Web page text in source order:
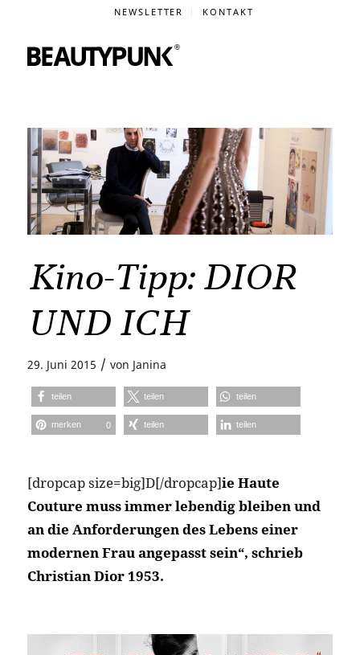
NEWSLETTER KONTAKT
Kino-Tipp: DIOR
UND ICH
29. Juni 2015 / von Janina
teilen teilen teilen
merken 0 teilen teilen
[dropcap size=big]D[/dropcap]ie Haute
Couture muss immer lebendig bleiben und
an die Anforderungen des Lebens einer
modernen Frau angepasst sein“, schrieb
Christian Dior 1953.